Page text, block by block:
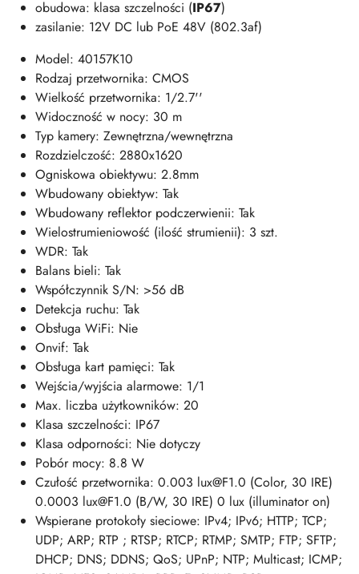
obudowa: klasa szczelności (IP67)
zasilanie: 12V DC lub PoE 48V (802.3af)
Model: 40157K10
Rodzaj przetwornika: CMOS
Wielkość przetwornika: 1/2.7''
Widoczność w nocy: 30 m
Typ kamery: Zewnętrzna/wewnętrzna
Rozdzielczość: 2880x1620
Ogniskowa obiektywu: 2.8mm
Wbudowany obiektyw: Tak
Wbudowany reflektor podczerwienii: Tak
Wielostrumieniowość (ilość strumienii): 3 szt.
WDR: Tak
Balans bieli: Tak
Współczynnik S/N: >56 dB
Detekcja ruchu: Tak
Obsługa WiFi: Nie
Onvif: Tak
Obsługa kart pamięci: Tak
Wejścia/wyjścia alarmowe: 1/1
Max. liczba użytkowników: 20
Klasa szczelności: IP67
Klasa odporności: Nie dotyczy
Pobór mocy: 8.8 W
Czułość przetwornika: 0.003 lux@F1.0 (Color, 30 IRE)
0.0003 lux@F1.0 (B/W, 30 IRE) 0 lux (illuminator on)
Wspierane protokoły sieciowe: IPv4; IPv6; HTTP; TCP;
UDP; ARP; RTP ; RTSP; RTCP; RTMP; SMTP; FTP; SFTP;
DHCP; DNS; DDNS; QoS; UPnP; NTP; Multicast; ICMP;